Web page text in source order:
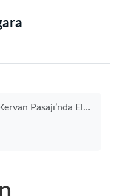
Pasajı’nda Elektronik Sigara Seçenekleri